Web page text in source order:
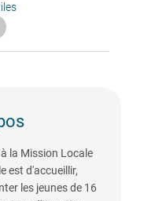
la Mission Locale
est d'accueillir,
les jeunes de 16